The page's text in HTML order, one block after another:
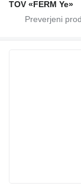
TOV «FERM Ye»